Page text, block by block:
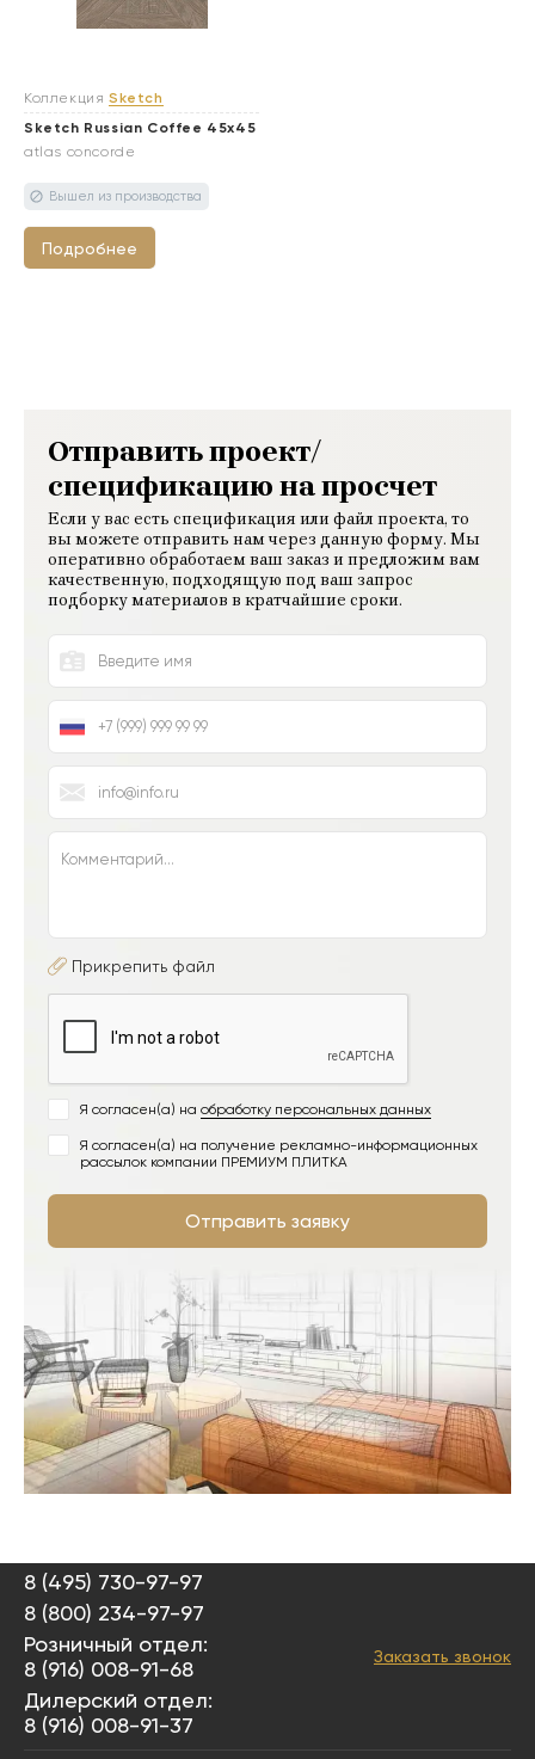
Коллекция Sketch
Sketch Russian Coffee 45x45
atlas concorde
Подробнее
Отправить проект/
спецификацию на просчет
Если у вас есть спецификация или файл проекта, то
вы можете отправить нам через данную форму. Мы
оперативно обработаем ваш заказ и предложим вам
качественную, подходящую под ваш запрос
подборку материалов в кратчайшие сроки.
Прикрепить файл
Я согласен(а) на обработку персональных данных
Я согласен(а) на получение рекламно-информационных
рассылок компании ПРЕМИУМ ПЛИТКА
Отправить заявку
8 (495) 730-97-97
8 (800) 234-97-97
Розничный отдел:
8 (916) 008-91-68
Дилерский отдел:
8 (916) 008-91-37
Заказать звонок